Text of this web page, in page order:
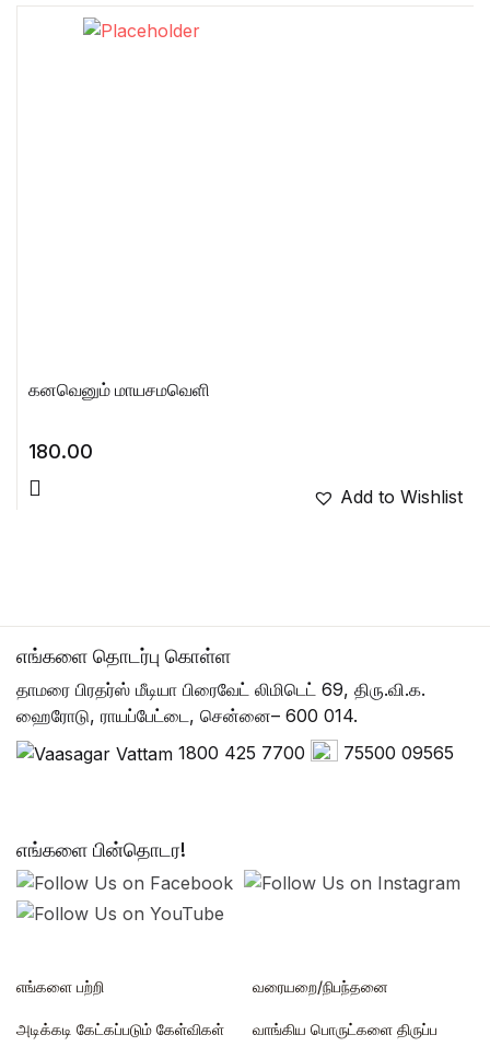
கனவெனும் மாயசமவெளி
180.00
Add to Wishlist
எங்களை தொடர்பு கொள்ள
தாமரை பிரதர்ஸ் மீடியா பிரைவேட் லிமிடெட் 69, திரு.வி.க.
ஹைரோடு, ராயப்பேட்டை, சென்னை– 600 014.
1800 425 7700
75500 09565
எங்களை பின்தொடர!
எங்களை பற்றி
அடிக்கடி கேட்கப்படும் கேள்விகள்
வரையறை/நிபந்தனை
வாங்கிய பொருட்களை திருப்ப